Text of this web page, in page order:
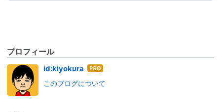
プロフィール
id:kiyokura はて
ログ
このブログについて